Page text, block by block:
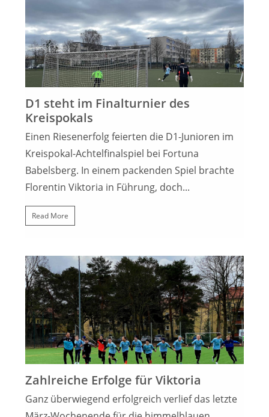
2. APRIL 2023
D1 steht im Finalturnier des
Kreispokals
Einen Riesenerfolg feierten die D1-Junioren im
Kreispokal-Achtelfinalspiel bei Fortuna
Babelsberg. In einem packenden Spiel brachte
Florentin Viktoria in Führung, doch...
Read More
26. MÄRZ 2023
Zahlreiche Erfolge für Viktoria
Ganz überwiegend erfolgreich verlief das letzte